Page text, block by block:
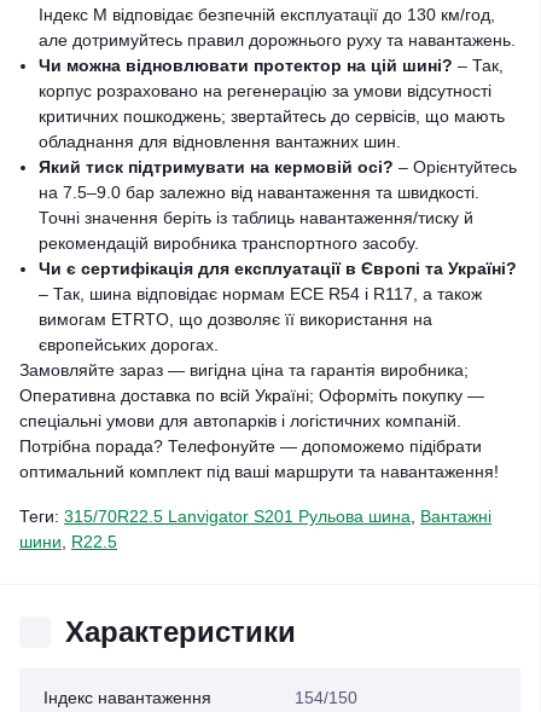
Індекс M відповідає безпечній експлуатації до 130 км/год,
але дотримуйтесь правил дорожнього руху та навантажень.
Чи можна відновлювати протектор на цій шині? – Так,
корпус розраховано на регенерацію за умови відсутності
критичних пошкоджень; звертайтесь до сервісів, що мають
обладнання для відновлення вантажних шин.
Який тиск підтримувати на кермовій осі? – Орієнтуйтесь
на 7.5–9.0 бар залежно від навантаження та швидкості.
Точні значення беріть із таблиць навантаження/тиску й
рекомендацій виробника транспортного засобу.
Чи є сертифікація для експлуатації в Європі та Україні?
– Так, шина відповідає нормам ECE R54 і R117, а також
вимогам ETRTO, що дозволяє її використання на
європейських дорогах.
Замовляйте зараз — вигідна ціна та гарантія виробника;
Оперативна доставка по всій Україні; Оформіть покупку —
спеціальні умови для автопарків і логістичних компаній.
Потрібна порада? Телефонуйте — допоможемо підібрати
оптимальний комплект під ваші маршрути та навантаження!
Теги: 315/70R22.5 Lanvigator S201 Рульова шина
Вантажні
шини
R22.5
Характеристики
Індекс навантаження 154/150